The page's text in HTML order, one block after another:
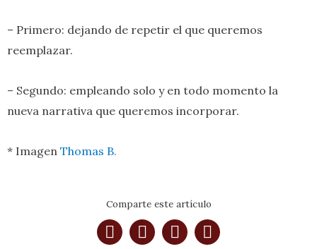
– Primero: dejando de repetir el que queremos
reemplazar.
– Segundo: empleando solo y en todo momento la
nueva narrativa que queremos incorporar.
* Imagen Thomas B.
Comparte este artículo